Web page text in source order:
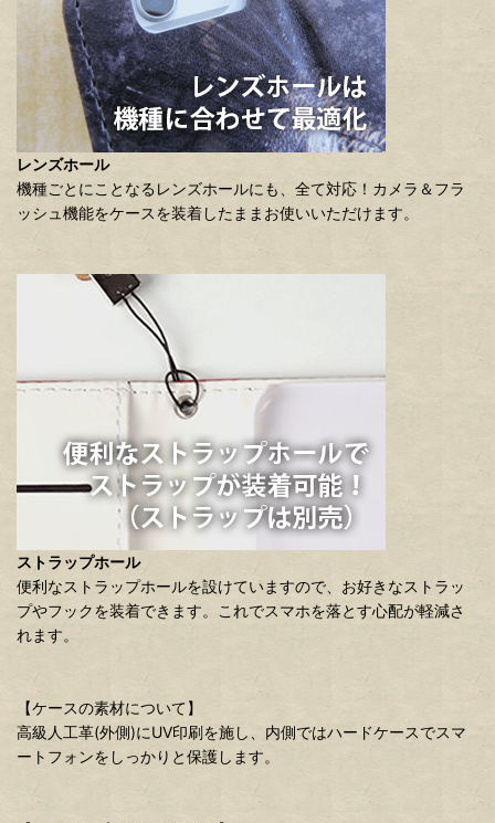
レンズホール
機種ごとにことなるレンズホールにも、全て対応！カメラ＆フラ
ッシュ機能をケースを装着したままお使いいただけます。
ストラップホール
便利なストラップホールを設けていますので、お好きなストラッ
プやフックを装着できます。これでスマホを落とす心配が軽減さ
れます。
【ケースの素材について】
高級人工革(外側)にUV印刷を施し、内側ではハードケースでスマ
ートフォンをしっかりと保護します。